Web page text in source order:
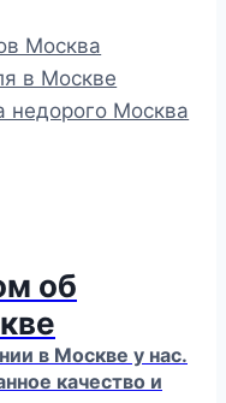
Москва
в Москве
недорого Москва
об
в Москве у нас.
качество и